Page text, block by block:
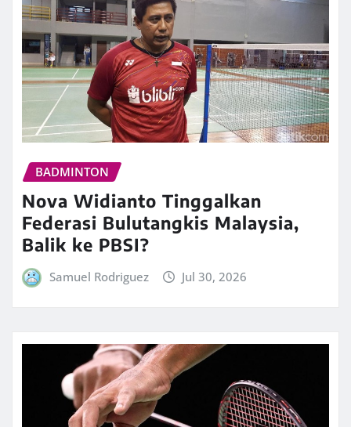
BADMINTON
Nova Widianto Tinggalkan
Federasi Bulutangkis Malaysia,
Balik ke PBSI?
Samuel Rodriguez Jul 30, 2026